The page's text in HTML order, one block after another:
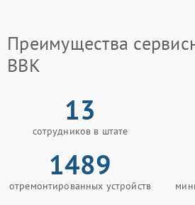
Преимущества
BBK
13
сотрудников в штате
1489
отремонтированных устройств